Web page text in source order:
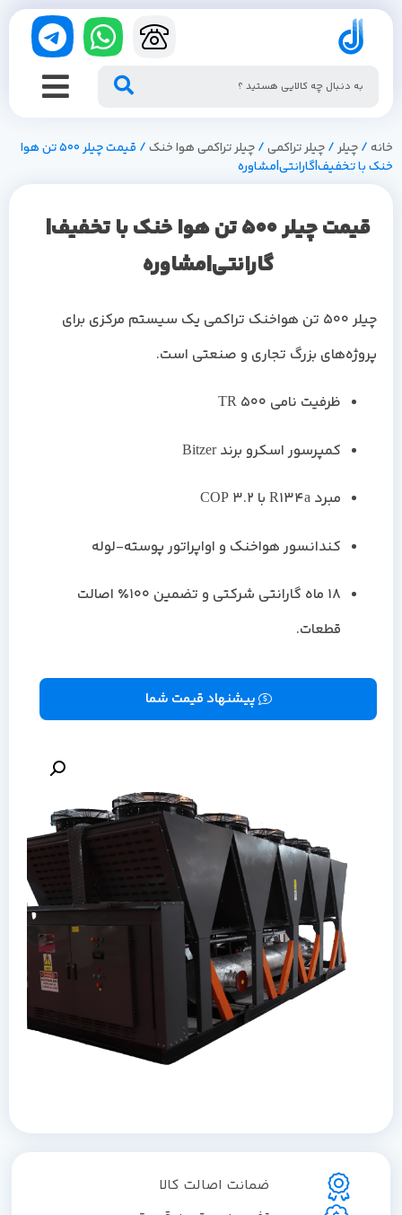
خانه/چیلر/چیلر تراکمی/چیلر تراکمی هوا خنک
/ قیمت چیلر 500 تن هوا
خنک با تخفیف|گارانتی|مشاوره
قیمت چیلر 500 تن هوا خنک با تخفیف|
گارانتی|مشاوره
چیلر 500 تن هواخنک تراکمی یک سیستم مرکزی برای
پروژه‌های بزرگ تجاری و صنعتی است.
ظرفیت نامی 500 TR
کمپرسور اسکرو برند Bitzer
مبرد R134a با COP 3.2
کندانسور هواخنک و اواپراتور پوسته-لوله
۱۸ ماه گارانتی شرکتی و تضمین ۱۰۰٪ اصالت
قطعات.
پیشنهاد قیمت شما
ضمانت اصالت کالا